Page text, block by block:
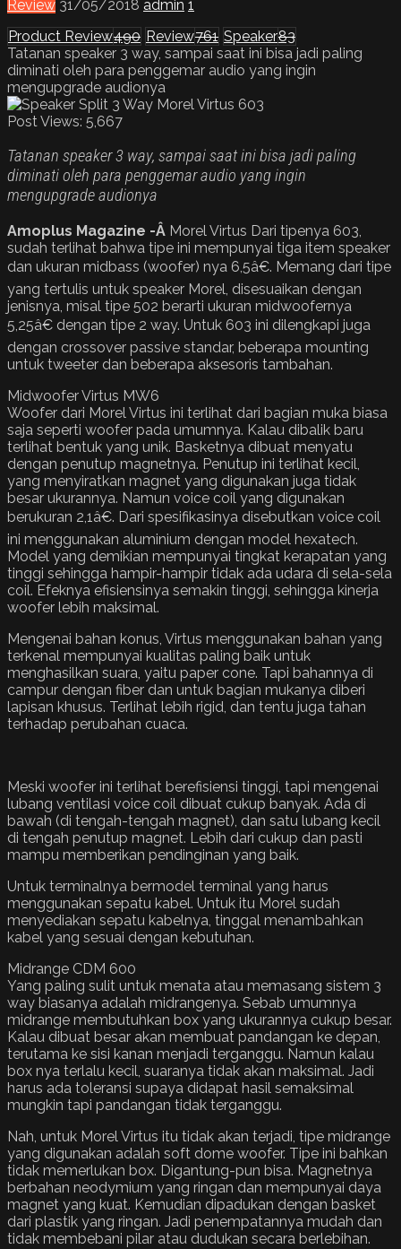
Review 31/05/2018 admin 1
Product Review490 Review761 Speaker83
Tatanan speaker 3 way, sampai saat ini bisa jadi paling
diminati oleh para penggemar audio yang ingin
mengupgrade audionya
Post Views: 5,667
Tatanan speaker 3 way, sampai saat ini bisa jadi paling
diminati oleh para penggemar audio yang ingin
mengupgrade audionya
Amoplus Magazine -Â Morel Virtus Dari tipenya 603,
sudah terlihat bahwa tipe ini mempunyai tiga item speaker
dan ukuran midbass (woofer) nya 6,5â€. Memang dari tipe
yang tertulis untuk speaker Morel, disesuaikan dengan
jenisnya, misal tipe 502 berarti ukuran midwoofernya
5,25â€ dengan tipe 2 way. Untuk 603 ini dilengkapi juga
dengan crossover passive standar, beberapa mounting
untuk tweeter dan beberapa aksesoris tambahan.
Midwoofer Virtus MW6
Woofer dari Morel Virtus ini terlihat dari bagian muka biasa
saja seperti woofer pada umumnya. Kalau dibalik baru
terlihat bentuk yang unik. Basketnya dibuat menyatu
dengan penutup magnetnya. Penutup ini terlihat kecil,
yang menyiratkan magnet yang digunakan juga tidak
besar ukurannya. Namun voice coil yang digunakan
berukuran 2,1â€. Dari spesifikasinya disebutkan voice coil
ini menggunakan aluminium dengan model hexatech.
Model yang demikian mempunyai tingkat kerapatan yang
tinggi sehingga hampir-hampir tidak ada udara di sela-sela
coil. Efeknya efisiensinya semakin tinggi, sehingga kinerja
woofer lebih maksimal.
Mengenai bahan konus, Virtus menggunakan bahan yang
terkenal mempunyai kualitas paling baik untuk
menghasilkan suara, yaitu paper cone. Tapi bahannya di
campur dengan fiber dan untuk bagian mukanya diberi
lapisan khusus. Terlihat lebih rigid, dan tentu juga tahan
terhadap perubahan cuaca.
Meski woofer ini terlihat berefisiensi tinggi, tapi mengenai
lubang ventilasi voice coil dibuat cukup banyak. Ada di
bawah (di tengah-tengah magnet), dan satu lubang kecil
di tengah penutup magnet. Lebih dari cukup dan pasti
mampu memberikan pendinginan yang baik.
Untuk terminalnya bermodel terminal yang harus
menggunakan sepatu kabel. Untuk itu Morel sudah
menyediakan sepatu kabelnya, tinggal menambahkan
kabel yang sesuai dengan kebutuhan.
Midrange CDM 600
Yang paling sulit untuk menata atau memasang sistem 3
way biasanya adalah midrangenya. Sebab umumnya
midrange membutuhkan box yang ukurannya cukup besar.
Kalau dibuat besar akan membuat pandangan ke depan,
terutama ke sisi kanan menjadi terganggu. Namun kalau
box nya terlalu kecil, suaranya tidak akan maksimal. Jadi
harus ada toleransi supaya didapat hasil semaksimal
mungkin tapi pandangan tidak terganggu.
Nah, untuk Morel Virtus itu tidak akan terjadi, tipe midrange
yang digunakan adalah soft dome woofer. Tipe ini bahkan
tidak memerlukan box. Digantung-pun bisa. Magnetnya
berbahan neodymium yang ringan dan mempunyai daya
magnet yang kuat. Kemudian dipadukan dengan basket
dari plastik yang ringan. Jadi penempatannya mudah dan
tidak membebani pilar atau dudukan secara berlebihan.